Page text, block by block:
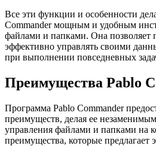
Все эти функции и особенности
Commander мощным и удобным
файлами и папками. Она позволяет
эффективно управлять своими
при выполнении повседневных
Преимущества Pablo
Программа Pablo Commander
преимуществ, делая ее
управления файлами и папками на
преимущества, которые предлагает